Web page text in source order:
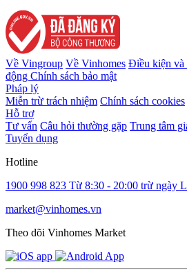
Về Vingroup Về Vinhomes Điều kiện và
động Chính sách bảo mật
Pháp lý
Miễn trừ trách nhiệm Chính sách cookies
Hỗ trợ
Tư vấn Câu hỏi thường gặp Trung tâm
Tuyển dụng
Hotline
1900 998 823 Từ 8:30 - 20:00 trừ ngày
market@vinhomes.vn
Theo dõi Vinhomes Market